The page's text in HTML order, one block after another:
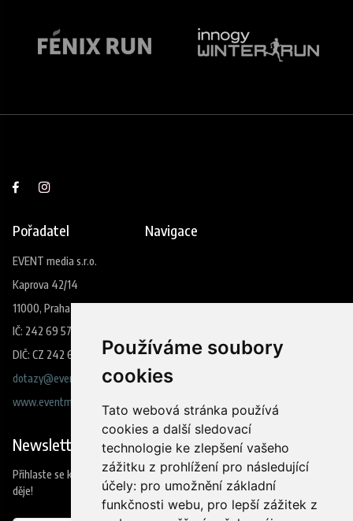
Používáme soubory
cookies
Tato webová stránka používá
cookies a další sledovací
technologie ke zlepšení vašeho
zážitku z prohlížení pro následující
účely: pro umožnění základní
funkčnosti webu, pro lepší zážitek z
Pořadatel
EVENT media s.r.o.
Kaprova 42/14
11000, Praha 1
IČ: 242 69 573
DIČ: CZ 242 69 573
dotazy@eventmedia.cz
www.eventmedia.cz
Navigace
Newsletter
Přihlaste se k odběru našeho newsleteru a budete jako první vědět co se
děje!